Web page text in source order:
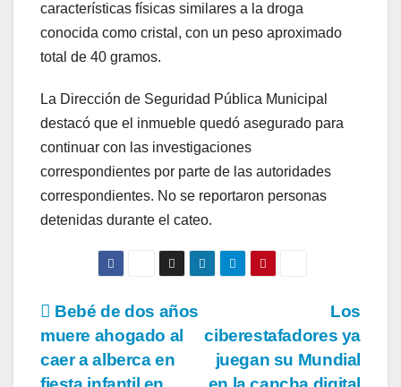
características físicas similares a la droga
conocida como cristal, con un peso aproximado
total de 40 gramos.
La Dirección de Seguridad Pública Municipal
destacó que el inmueble quedó asegurado para
continuar con las investigaciones
correspondientes por parte de las autoridades
correspondientes. No se reportaron personas
detenidas durante el cateo.
Navegación
de
Los
ciberestafadores ya
juegan su Mundial
Bebé de dos años
muere ahogado al
caer a alberca en